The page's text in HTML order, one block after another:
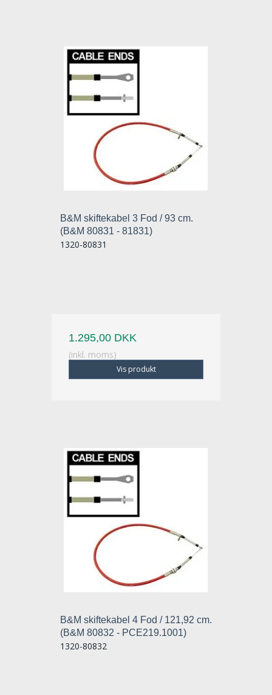
B&M skiftekabel 3 Fod / 93 cm.
(B&M 80831 - 81831)
1320-80831
1.295,00 DKK
(inkl. moms)
Vis produkt
B&M skiftekabel 4 Fod / 121,92 cm.
(B&M 80832 - PCE219.1001)
1320-80832